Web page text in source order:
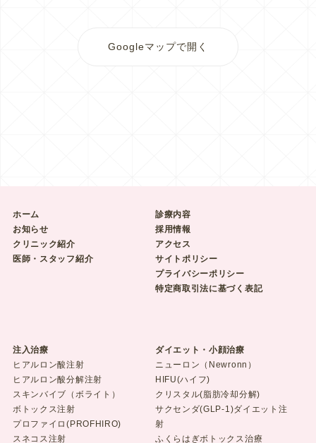
Googleマップで開く
ホーム
お知らせ
クリニック紹介
医師・スタッフ紹介
診療内容
採用情報
アクセス
サイトポリシー
プライバシーポリシー
特定商取引法に基づく表記
注入治療
ヒアルロン酸注射
ヒアルロン酸分解注射
スキンバイブ（ボライト）
ボトックス注射
プロファイロ(PROFHIRO)
スネコス注射
ダイエット・小顔治療
ニューロン（Newronn）
HIFU(ハイフ)
クリスタル(脂肪冷却分解)
サクセンダ(GLP-1)ダイエット注
射
ふくらはぎボトックス治療